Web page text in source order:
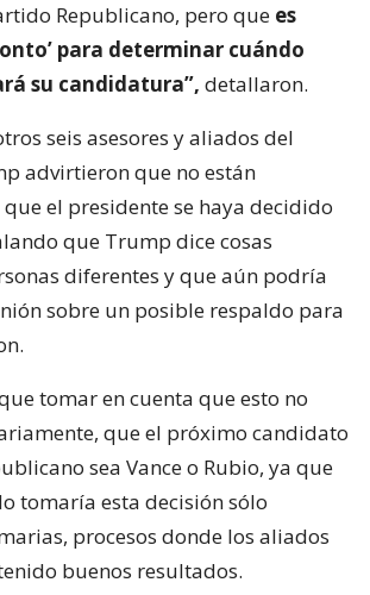
Republicano, pero que es
para determinar cuándo
su candidatura”, detallaron.
seis asesores y aliados del
advirtieron que no están
el presidente se haya decidido
que Trump dice cosas
diferentes y que aún podría
sobre un posible respaldo para
tomar en cuenta que esto no
que el próximo candidato
sea Vance o Rubio, ya que
tomaría esta decisión sólo
procesos donde los aliados
buenos resultados.